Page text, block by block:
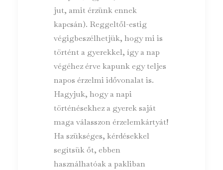
jut, amit érzünk ennek
kapcsán). Reggeltől-estig
végigbeszélhetjük, hogy mi is
történt a gyerekkel, így a nap
végéhez érve kapunk egy teljes
napos érzelmi idővonalat is.
Hagyjuk, hogy a napi
történésekhez a gyerek saját
maga válasszon érzelemkártyát!
Ha szükséges, kérdésekkel
segítsük őt, ebben
használhatóak a pakliban